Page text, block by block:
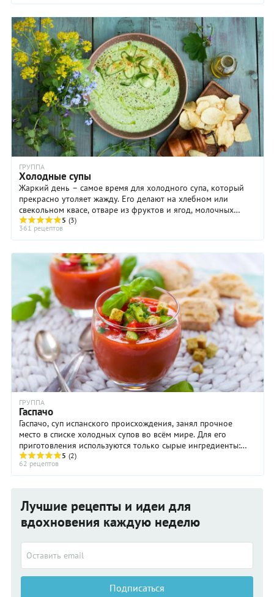
ГРУППА
Холодные супы
Жаркий день – самое время для холодного супа, который
прекрасно утоляет жажду. Его делают на хлебном или
свекольном квасе, отваре из фруктов и ягод, молочных
продуктах – простокваше, сыворотке, кефире ...
5 (3)
361 рецептов
ГРУППА
Гаспачо
Гаспачо, суп испанского происхождения, занял прочное
место в списке холодных супов во всём мире. Для его
приготовления используются только сырые ингредиенты:
черешковый сельдерей, огурец, чеснок, ...
5 (2)
62 рецептов
Лучшие рецепты и идеи для
вдохновения каждую неделю
Подписаться